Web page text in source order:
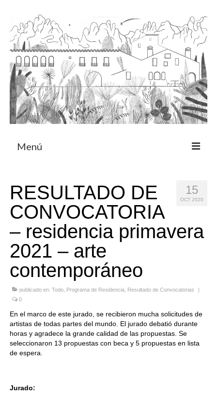
Menú
Programa de residencia
CRUCERO
Quedate con nosotras
Archivo
Contacto
Idioma:
15
OCT 2020
RESULTADO DE
CONVOCATORIA
– residencia primavera
2021 – arte
contemporáneo
publicado en: Todo Programa de Residencia Resultado de Convocatorias
|
0
En el marco de este jurado, se recibieron mucha solicitudes de
artistas de todas partes del mundo. El jurado debatió durante
horas y agradece la grande calidad de las propuestas. Se
seleccionaron 13 propuestas con beca y 5 propuestas en lista
de espera.
Jurado: